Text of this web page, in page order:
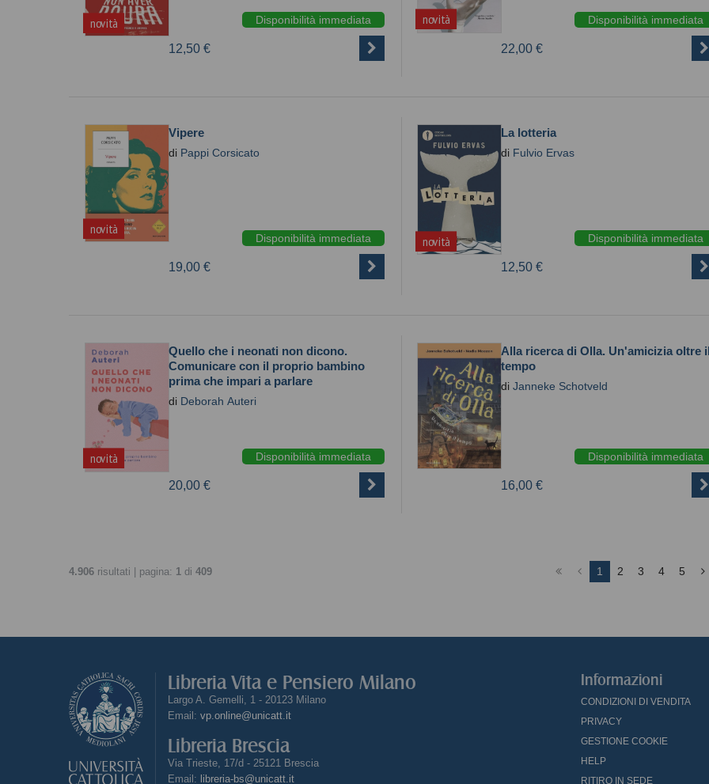
novità Disponibilità immediata
12,50 €
novità Disponibilità immediata
22,00 €
novità
Vipere
di Pappi Corsicato
Disponibilità immediata
19,00 €
novità
La lotteria
di Fulvio Ervas
Disponibilità immediata
12,50 €
novità
Quello che i neonati non dicono.
Comunicare con il proprio bambino
prima che impari a parlare
di Deborah Auteri
Disponibilità immediata
20,00 €
Alla ricerca di Olla. Un'amicizia oltre
tempo
di Janneke Schotveld
Disponibilità immediata
16,00 €
4.906 risultati | pagina: 1 di 409 1 2 3 4 5
Libreria Vita e Pensiero Milano
Largo A. Gemelli, 1 - 20123 Milano
Email: vp.online@unicatt.it
Libreria Brescia
Via Trieste, 17/d - 25121 Brescia
Email: libreria-bs@unicatt.it
Informazioni
CONDIZIONI DI VENDITA
PRIVACY
GESTIONE COOKIE
HELP
RITIRO IN SEDE